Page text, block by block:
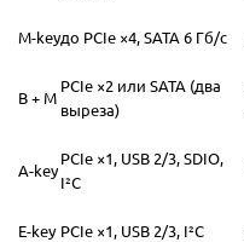
M-keyдо PCIe ×4, SATA 6 Гб/с
B + M
PCIe ×2 или SATA (два
выреза)
A-key
PCIe ×1, USB 2/3, SDIO,
I²C
E-key PCIe ×1, USB 2/3, I²C